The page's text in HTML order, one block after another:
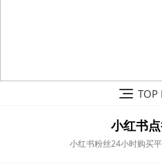
TOP
小红书
小红书粉丝24小时购买